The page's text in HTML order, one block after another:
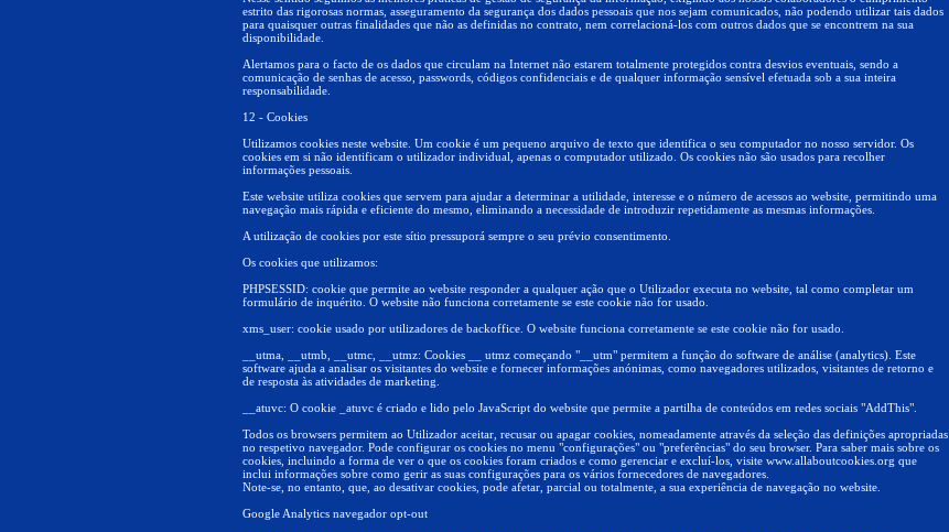
estrito das rigorosas normas, asseguramento da segurança dos dados pessoais que nos sejam comunicados, não podendo utilizar tais dados
para quaisquer outras finalidades que não as definidas no contrato, nem correlacioná-los com outros dados que se encontrem na sua
disponibilidade.
Alertamos para o facto de os dados que circulam na Internet não estarem totalmente protegidos contra desvios eventuais, sendo a
comunicação de senhas de acesso, passwords, códigos confidenciais e de qualquer informação sensível efetuada sob a sua inteira
responsabilidade.
12 - Cookies
Utilizamos cookies neste website. Um cookie é um pequeno arquivo de texto que identifica o seu computador no nosso servidor. Os
cookies em si não identificam o utilizador individual, apenas o computador utilizado. Os cookies não são usados para recolher
informações pessoais.
Este website utiliza cookies que servem para ajudar a determinar a utilidade, interesse e o número de acessos ao website, permitindo uma
navegação mais rápida e eficiente do mesmo, eliminando a necessidade de introduzir repetidamente as mesmas informações.
A utilização de cookies por este sítio pressuporá sempre o seu prévio consentimento.
Os cookies que utilizamos:
PHPSESSID: cookie que permite ao website responder a qualquer ação que o Utilizador executa no website, tal como completar um
formulário de inquérito. O website não funciona corretamente se este cookie não for usado.
xms_user: cookie usado por utilizadores de backoffice. O website funciona corretamente se este cookie não for usado.
__utma, __utmb, __utmc, __utmz: Cookies __ utmz começando "__utm" permitem a função do software de análise (analytics). Este
software ajuda a analisar os visitantes do website e fornecer informações anónimas, como navegadores utilizados, visitantes de retorno e
de resposta às atividades de marketing.
__atuvc: O cookie _atuvc é criado e lido pelo JavaScript do website que permite a partilha de conteúdos em redes sociais "AddThis".
Todos os browsers permitem ao Utilizador aceitar, recusar ou apagar cookies, nomeadamente através da seleção das definições apropriadas
no respetivo navegador. Pode configurar os cookies no menu "configurações" ou "preferências" do seu browser. Para saber mais sobre os
cookies, incluindo a forma de ver o que os cookies foram criados e como gerenciar e excluí-los, visite www.allaboutcookies.org que
inclui informações sobre como gerir as suas configurações para os vários fornecedores de navegadores.
Note-se, no entanto, que, ao desativar cookies, pode afetar, parcial ou totalmente, a sua experiência de navegação no website.
Google Analytics navegador opt-out